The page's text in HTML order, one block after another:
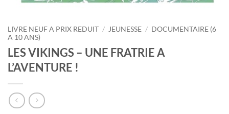
LIVRE NEUF A PRIX REDUIT / JEUNESSE / DOCUMENTAIRE (6
A 10 ANS)
LES VIKINGS – UNE FRATRIE A
L’AVENTURE !